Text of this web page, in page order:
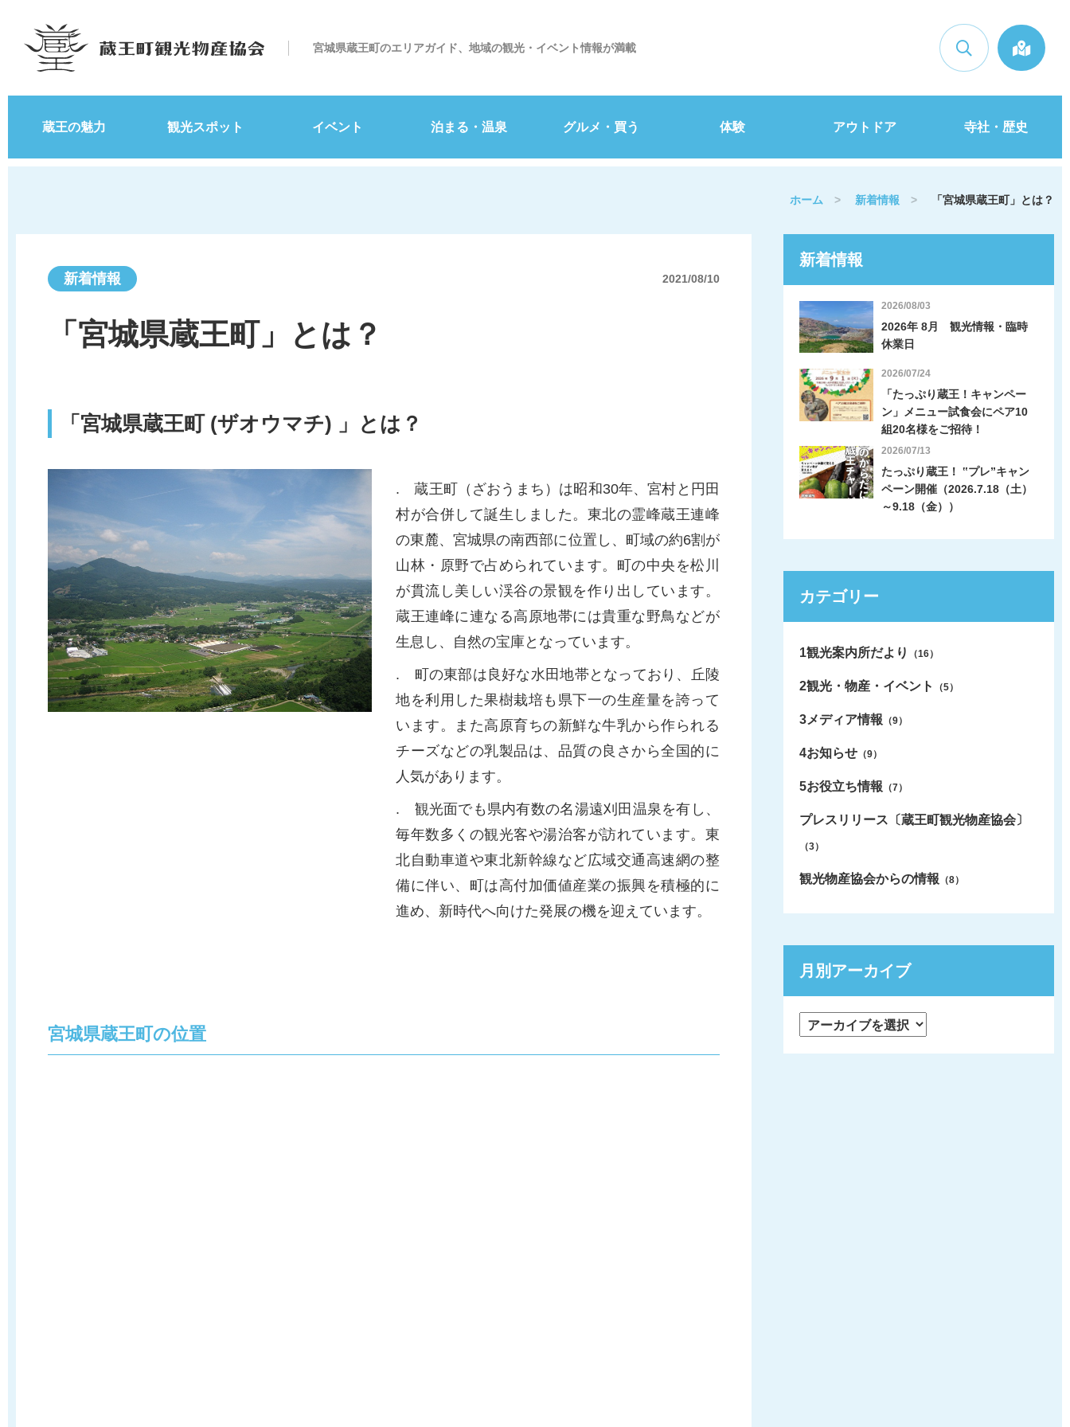
宮城県蔵王町のエリアガイド、地域の観光・イベント情報が満載 検索
蔵王の魅力 観光スポット イベント 泊まる・温泉 グルメ・買う 体験 アウトドア 寺社・歴史
ホーム > 新着情報 > 「宮城県蔵王町」とは？
新着情報 2021/08/10
「宮城県蔵王町」とは？
「宮城県蔵王町 (ザオウマチ) 」とは？
. 蔵王町（ざおうまち）は昭和30年、宮村と円田
村が合併して誕生しました。東北の霊峰蔵王連峰
の東麓、宮城県の南西部に位置し、町域の約6割が
山林・原野で占められています。町の中央を松川
が貫流し美しい渓谷の景観を作り出しています。
蔵王連峰に連なる高原地帯には貴重な野鳥などが
生息し、自然の宝庫となっています。
. 町の東部は良好な水田地帯となっており、丘陵
地を利用した果樹栽培も県下一の生産量を誇って
います。また高原育ちの新鮮な牛乳から作られる
チーズなどの乳製品は、品質の良さから全国的に
人気があります。
. 観光面でも県内有数の名湯遠刈田温泉を有し、
毎年数多くの観光客や湯治客が訪れています。東
北自動車道や東北新幹線など広域交通高速網の整
備に伴い、町は高付加価値産業の振興を積極的に
進め、新時代へ向けた発展の機を迎えています。
宮城県蔵王町の位置
新着情報
2026/08/03
2026年 8月 観光情報・臨時
休業日
2026/07/24
「たっぷり蔵王！キャンペー
ン」メニュー試食会にペア10
組20名様をご招待！
2026/07/13
たっぷり蔵王！ ‟プレ”キャン
ペーン開催（2026.7.18（土）
～9.18（金））
カテゴリー
1観光案内所だより （16）
2観光・物産・イベント （5）
3メディア情報 （9）
4お知らせ （9）
5お役立ち情報 （7）
プレスリリース〔蔵王町観光物産協会〕
（3）
観光物産協会からの情報 （8）
月別アーカイブ